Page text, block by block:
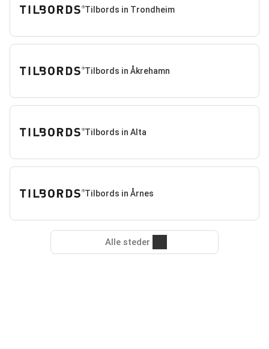
Tilbords in Trondheim
Tilbords in Åkrehamn
Tilbords in Alta
Tilbords in Årnes
Alle steder